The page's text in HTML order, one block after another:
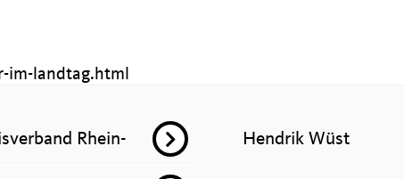
im-landtag.html
Rhein- Hendrik Wüst